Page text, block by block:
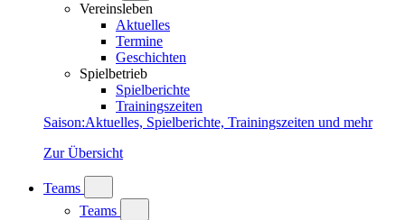
Vereinsleben
Aktuelles
Termine
Geschichten
Spielbetrieb
Spielberichte
Trainingszeiten
Saison:Aktuelles, Spielberichte, Trainingszeiten und mehr
Zur Übersicht
Teams
Teams